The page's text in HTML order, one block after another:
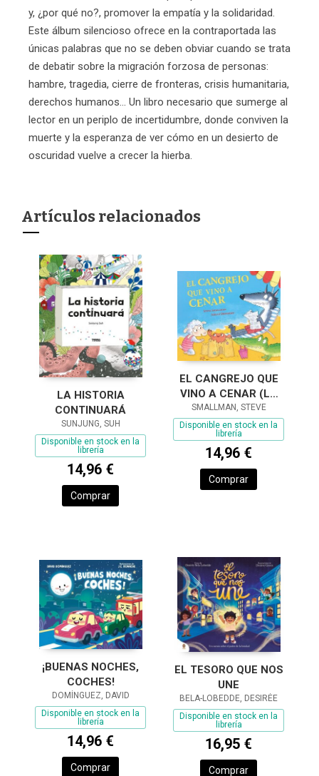
y, ¿por qué no?, promover la empatía y la solidaridad.
Este álbum silencioso ofrece en la contraportada las
únicas palabras que no se deben obviar cuando se trata
de debatir sobre la migración forzosa de personas:
hambre, tragedia, cierre de fronteras, crisis humanitaria,
derechos humanos... Un libro necesario que sumerge al
lector en un periplo de incertidumbre, donde conviven la
muerte y la esperanza de ver cómo en un desierto de
oscuridad vuelve a crecer la hierba.
Artículos relacionados
LA HISTORIA
CONTINUARÁ
SUNJUNG, SUH
Disponible en stock en la
librería
14,96 €
Comprar
EL CANGREJO QUE
VINO A CENAR (LA
OVEJITA QUE VINO A
CENAR)
SMALLMAN, STEVE
Disponible en stock en la
librería
14,96 €
Comprar
¡BUENAS NOCHES,
COCHES!
DOMÍNGUEZ, DAVID
Disponible en stock en la
librería
14,96 €
Comprar
EL TESORO QUE NOS
UNE
BELA-LOBEDDE, DESIRÉE
Disponible en stock en la
librería
16,95 €
Comprar